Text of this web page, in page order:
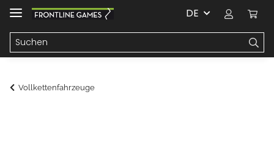
DE
Vollkettenfahrzeuge